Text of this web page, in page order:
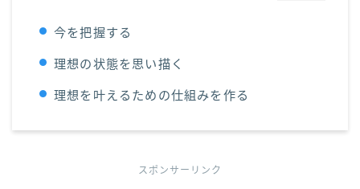
今を把握する
理想の状態を思い描く
理想を叶えるための仕組みを作る
スポンサーリンク